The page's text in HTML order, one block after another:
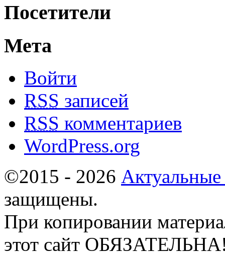
Посетители
Мета
Войти
RSS записей
RSS комментариев
WordPress.org
©2015 - 2026
защищены.
При копировании
этот сайт